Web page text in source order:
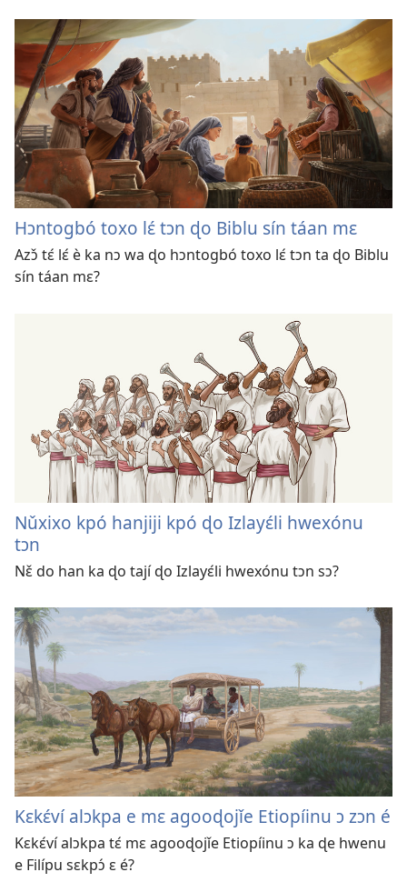
Hɔntogbó toxo lɛ́ tɔn ɖo Biblu sín táan mɛ
Azɔ̌ tɛ́ lɛ́ è ka nɔ wa ɖo hɔntogbó toxo lɛ́ tɔn ta ɖo Biblu
sín táan mɛ?
Nǔxixo kpó hanjiji kpó ɖo Izlayɛ́li hwexónu
tɔn
Nɛ̌ do han ka ɖo tají ɖo Izlayɛ́li hwexónu tɔn sɔ?
Kɛkɛ́ví alɔkpa e mɛ agooɖojǐe Etiopíinu ɔ zɔn é
Kɛkɛ́ví alɔkpa tɛ́ mɛ agooɖojǐe Etiopíinu ɔ ka ɖe hwenu
e Filípu sɛkpɔ́ ɛ é?